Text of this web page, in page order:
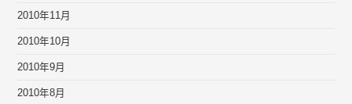
2010年11月
2010年10月
2010年9月
2010年8月